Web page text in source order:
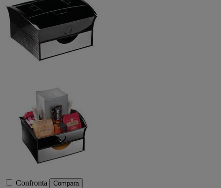
Confronta Compara